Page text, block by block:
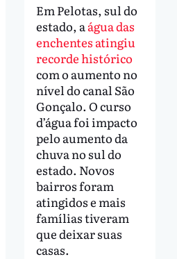
Em Pelotas, sul do
estado, a água das
enchentes atingiu
recorde histórico
com o aumento no
nível do canal São
Gonçalo. O curso
d’água foi impacto
pelo aumento da
chuva no sul do
estado. Novos
bairros foram
atingidos e mais
famílias tiveram
que deixar suas
casas.